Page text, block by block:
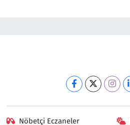
Nöbetçi Eczaneler